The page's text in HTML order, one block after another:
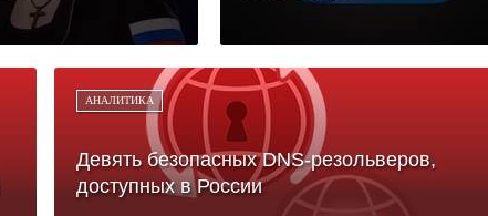
АНАЛИТИКА
Девять безопасных DNS-резольверов,
доступных в России